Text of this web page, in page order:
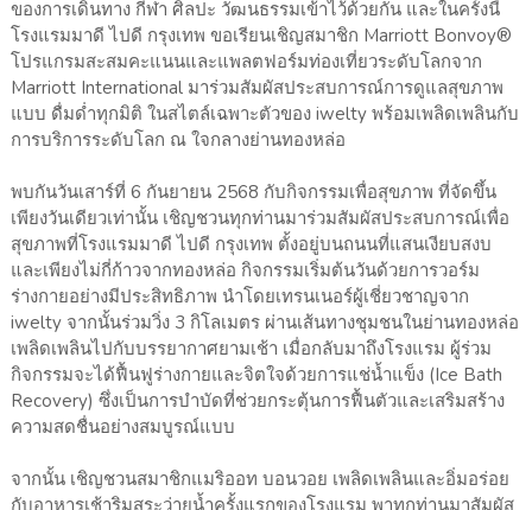
ของการเดินทาง กีฬา ศิลปะ วัฒนธรรมเข้าไว้ด้วยกัน และในครั้งนี้
โรงแรมมาดี ไปดี กรุงเทพ ขอเรียนเชิญสมาชิก Marriott Bonvoy®
โปรแกรมสะสมคะแนนและแพลตฟอร์มท่องเที่ยวระดับโลกจาก
Marriott International มาร่วมสัมผัสประสบการณ์การดูแลสุขภาพ
แบบ ดื่มด่ำทุกมิติ ในสไตล์เฉพาะตัวของ iwelty พร้อมเพลิดเพลินกับ
การบริการระดับโลก ณ ใจกลางย่านทองหล่อ
พบกันวันเสาร์ที่ 6 กันยายน 2568 กับกิจกรรมเพื่อสุขภาพ ที่จัดขึ้น
เพียงวันเดียวเท่านั้น เชิญชวนทุกท่านมาร่วมสัมผัสประสบการณ์เพื่อ
สุขภาพที่โรงแรมมาดี ไปดี กรุงเทพ ตั้งอยู่บนถนนที่แสนเงียบสงบ
และเพียงไม่กี่ก้าวจากทองหล่อ กิจกรรมเริ่มต้นวันด้วยการวอร์ม
ร่างกายอย่างมีประสิทธิภาพ นำโดยเทรนเนอร์ผู้เชี่ยวชาญจาก
iwelty จากนั้นร่วมวิ่ง 3 กิโลเมตร ผ่านเส้นทางชุมชนในย่านทองหล่อ
เพลิดเพลินไปกับบรรยากาศยามเช้า เมื่อกลับมาถึงโรงแรม ผู้ร่วม
กิจกรรมจะได้ฟื้นฟูร่างกายและจิตใจด้วยการแช่น้ำแข็ง (Ice Bath
Recovery) ซึ่งเป็นการบำบัดที่ช่วยกระตุ้นการฟื้นตัวและเสริมสร้าง
ความสดชื่นอย่างสมบูรณ์แบบ
จากนั้น เชิญชวนสมาชิกแมริออท บอนวอย เพลิดเพลินและอิ่มอร่อย
กับอาหารเช้าริมสระว่ายน้ำครั้งแรกของโรงแรม พาทุกท่านมาสัมผัส